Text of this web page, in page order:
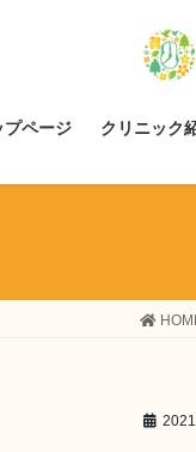
ツ
ス
シ
ン
プページ クリニック